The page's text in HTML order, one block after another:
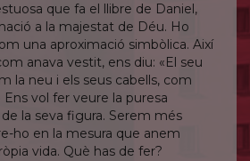
que fa el llibre de Daniel,
a la majestat de Déu. Ho
una aproximació simbòlica. Així
anava vestit, ens diu: «El seu
la neu i els seus cabells, com
Ens vol fer veure la puresa
la seva figura. Serem més
ho en la mesura que anem
vida. Què has de fer?